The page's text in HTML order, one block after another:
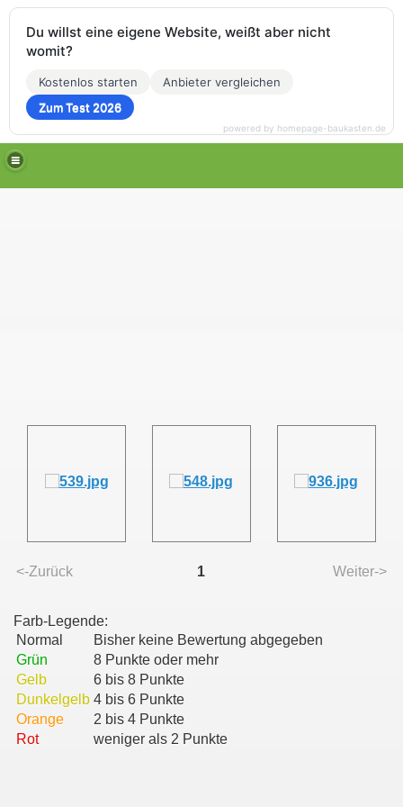
<-Zurück 1 Weiter->
Farb-Legende:
Normal
Bisher keine Bewertung abgegeben
Grün
8 Punkte oder mehr
Gelb
6 bis 8 Punkte
Dunkelgelb 4 bis 6 Punkte
Orange
2 bis 4 Punkte
Rot
weniger als 2 Punkte
Du willst eine eigene Website, weißt aber nicht
womit?
Kostenlos starten
Anbieter vergleichen
Zum Test 2026
powered by homepage-baukasten.de